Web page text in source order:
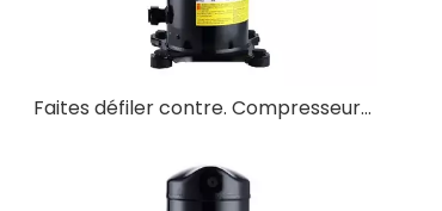
Faites défiler contre. Compresseurs alternatifs : une comparaison du bruit et des vibrations